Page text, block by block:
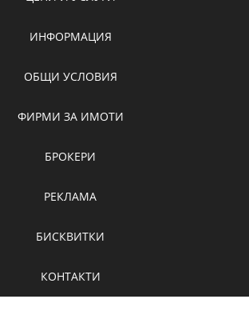
ИНФОРМАЦИЯ
ОБЩИ УСЛОВИЯ
ФИРМИ ЗА ИМОТИ
БРОКЕРИ
РЕКЛАМА
БИСКВИТКИ
КОНТАКТИ